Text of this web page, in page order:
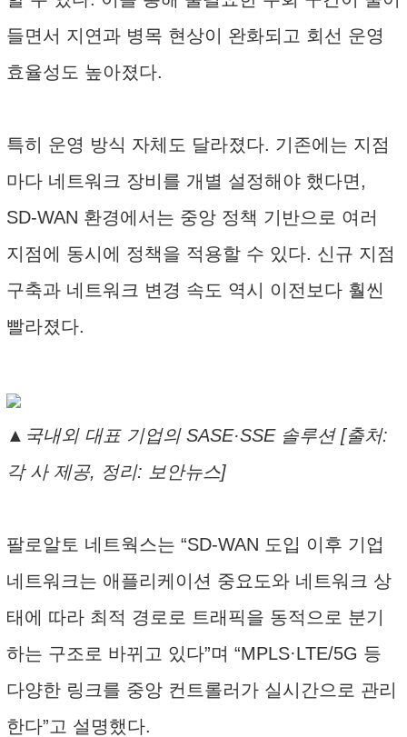
들면서 지연과 병목 현상이 완화되고 회선 운영
효율성도 높아졌다.
특히 운영 방식 자체도 달라졌다. 기존에는 지점
마다 네트워크 장비를 개별 설정해야 했다면,
SD-WAN 환경에서는 중앙 정책 기반으로 여러
지점에 동시에 정책을 적용할 수 있다. 신규 지점
구축과 네트워크 변경 속도 역시 이전보다 훨씬
빨라졌다.
▲국내외 대표 기업의 SASE·SSE 솔루션 [출처:
각 사 제공, 정리: 보안뉴스]
팔로알토 네트웍스는 “SD-WAN 도입 이후 기업
네트워크는 애플리케이션 중요도와 네트워크 상
태에 따라 최적 경로로 트래픽을 동적으로 분기
하는 구조로 바뀌고 있다”며 “MPLS·LTE/5G 등
다양한 링크를 중앙 컨트롤러가 실시간으로 관리
한다”고 설명했다.